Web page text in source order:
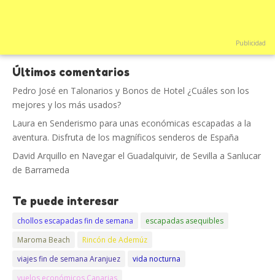
Publicidad
Últimos comentarios
Pedro José en Talonarios y Bonos de Hotel ¿Cuáles son los
mejores y los más usados?
Laura en Senderismo para unas económicas escapadas a la
aventura. Disfruta de los magníficos senderos de España
David Arquillo en Navegar el Guadalquivir, de Sevilla a Sanlucar
de Barrameda
Te puede interesar
chollos escapadas fin de semana
escapadas asequibles
Maroma Beach
Rincón de Ademúz
viajes fin de semana Aranjuez
vida nocturna
vuelos económicos Canarias